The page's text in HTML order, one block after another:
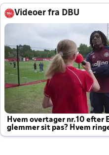
Videoer fra DBU
Hvem overtager nr.10 efter
glemmer sit pas? Hvem
altid til efter kampe?